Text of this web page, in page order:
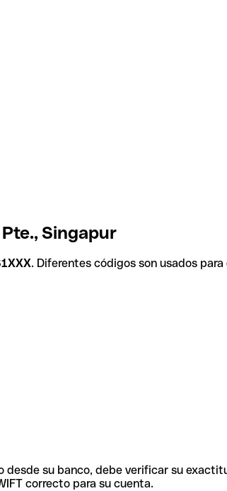
Singapur
. Diferentes códigos son usados
su banco, debe verificar su
correcto para su cuenta.